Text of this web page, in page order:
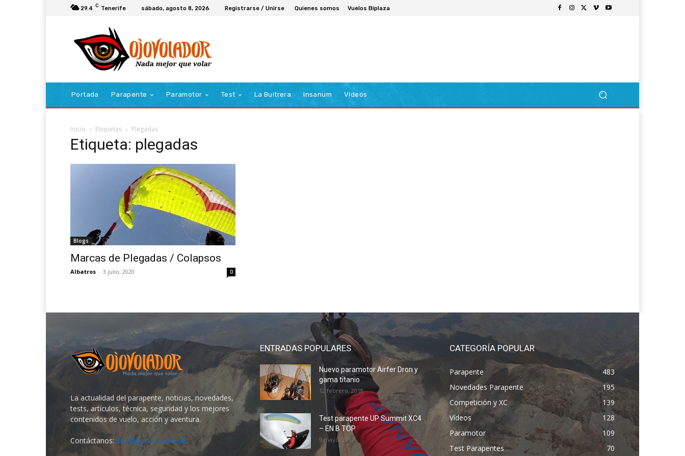
29.4 C Tenerife sábado, agosto 8, 2026 Registrarse / Unirse Quienes somos Vuelos Biplaza
Portada Parapente Paramotor Test La Buitrera Insanum Vídeos
Inicio Etiquetas Plegadas
Etiqueta: plegadas
Blogs
Marcas de Plegadas / Colapsos
Albatros - 3 julio, 2020 0
La actualidad del parapente, noticias, novedades,
tests, artículos, técnica, seguridad y los mejores
contenidos de vuelo, acción y aventura.
Contáctanos: info@ojovolador.com
ENTRADAS POPULARES
Nuevo paramotor Airfer Dron y
gama titanio
12 febrero, 2018
Test parapente UP Summit XC4
– EN B TOP
9 mayo, 2017
CATEGORÍA POPULAR
Parapente
483
Novedades Parapente
195
Competición y XC
139
Vídeos
128
Paramotor
109
Test Parapentes
70